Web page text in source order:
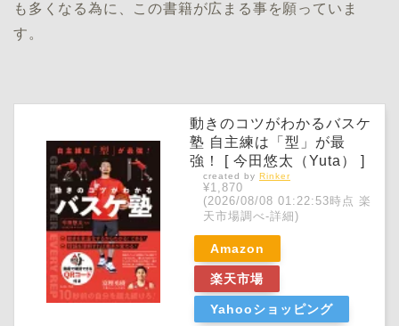
も多くなる為に、この書籍が広まる事を願っていま
す。
動きのコツがわかるバスケ
塾 自主練は「型」が最
強！ [ 今田悠太（Yuta） ]
created by Rinker
¥1,870
(2026/08/08 01:22:53時点 楽
天市場調べ-詳細)
Amazon
楽天市場
Yahooショッピング